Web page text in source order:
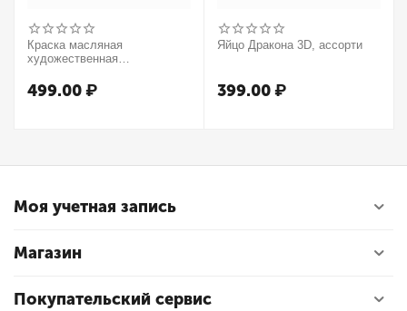
Краска масляная
художественная
37мл, туба, оранжевый
499.00₽
Яйцо Дракона 3D, ассорти
399.00₽
Моя учетная запись
Магазин
Покупательский сервис